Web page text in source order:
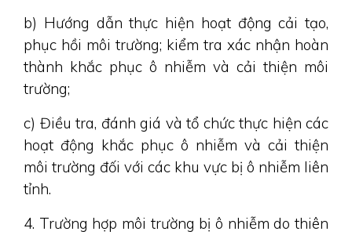
b) Hướng dẫn thực hiện hoạt động cải tạo,
phục hồi môi trường; kiểm tra xác nhận hoàn
thành khắc phục ô nhiễm và cải thiện môi
trường;
c) Điều tra, đánh giá và tổ chức thực hiện các
hoạt động khắc phục ô nhiễm và cải thiện
môi trường đối với các khu vực bị ô nhiễm liên
tỉnh.
4. Trường hợp môi trường bị ô nhiễm do thiên